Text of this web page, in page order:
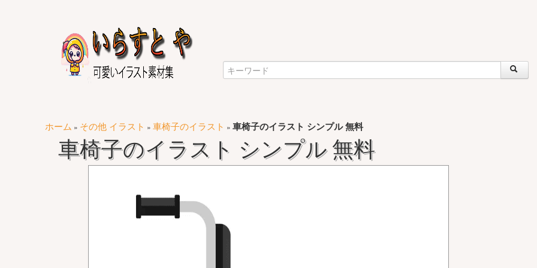
ホーム » その他 イラスト » 車椅子のイラスト » 車椅子のイラスト シンプル 無料
車椅子のイラスト シンプル 無料